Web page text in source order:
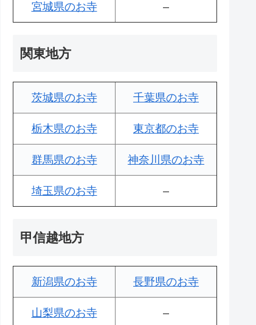
宮城県のお寺 –
関東地方
茨城県のお寺 千葉県のお寺
栃木県のお寺 東京都のお寺
群馬県のお寺 神奈川県のお寺
埼玉県のお寺 –
甲信越地方
新潟県のお寺 長野県のお寺
山梨県のお寺 –